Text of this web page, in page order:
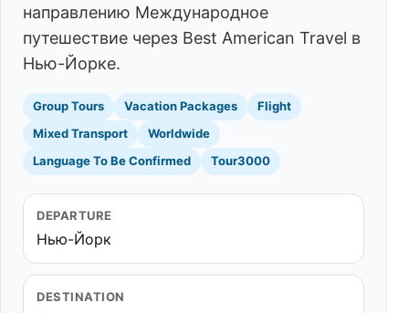
направлению Международное
путешествие через Best American Travel в
Нью-Йорке.
Group Tours Vacation Packages
Flight
Mixed Transport
Worldwide
Language To Be Confirmed
Tour3000
DEPARTURE
Нью-Йорк
DESTINATION